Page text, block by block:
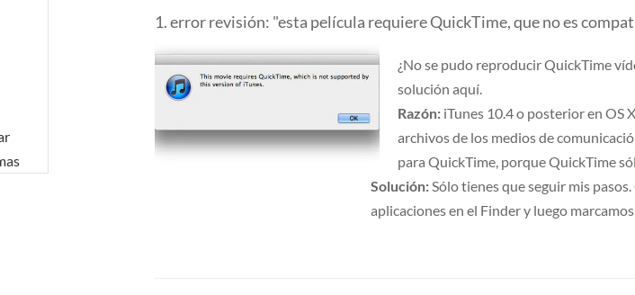
1. error revisión: "esta película requiere QuickTime, que no es
¿No se pudo reproducir QuickTime
solución aquí.
Razón: iTunes 10.4 o posterior en OS
archivos de los medios de
para QuickTime, porque QuickTime
Solución:Sólo tienes que seguir mis
aplicaciones en el Finder y luego